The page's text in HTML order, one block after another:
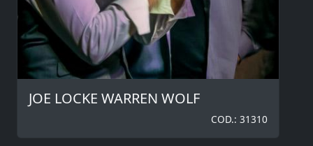
JOE LOCKE WARREN WOLF
COD.: 31310